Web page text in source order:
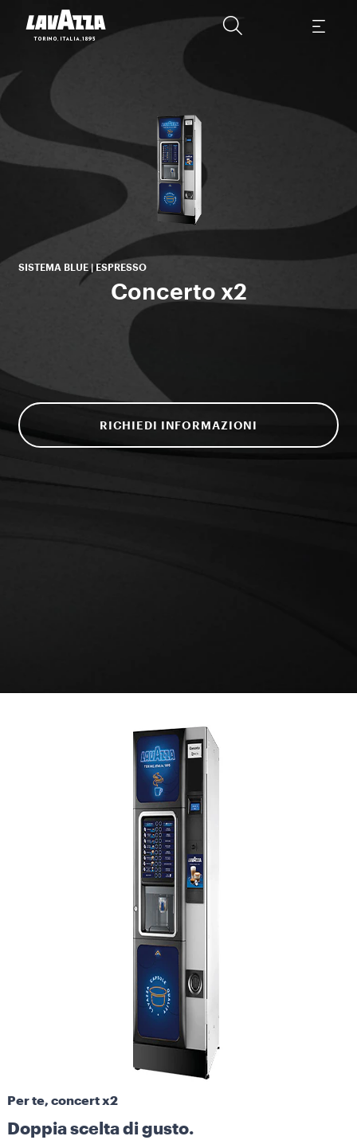
SISTEMA BLUE | ESPRESSO
Concerto x2
RICHIEDI INFORMAZIONI
Per te, concert x2
Doppia scelta di gusto.